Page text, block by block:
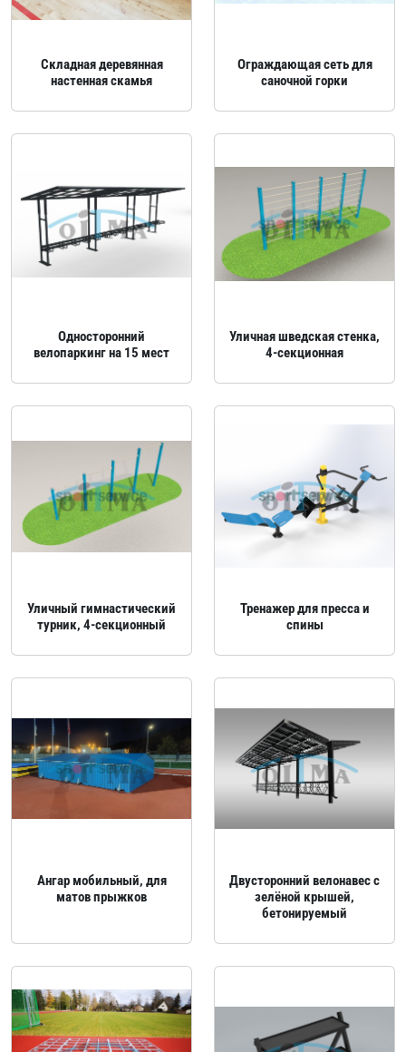
Складная деревянная
настенная скамья
Ограждающая сеть для
саночной горки
Односторонний
велопаркинг на 15 мест
Уличная шведская стенка,
4‑секционная
Уличный гимнастический
турник, 4‑секционный
Тренажер для пресса и
спины
Ангар мобильный, для
матов прыжков
Двусторонний велонавес с
зелёной крышей,
бетонируемый